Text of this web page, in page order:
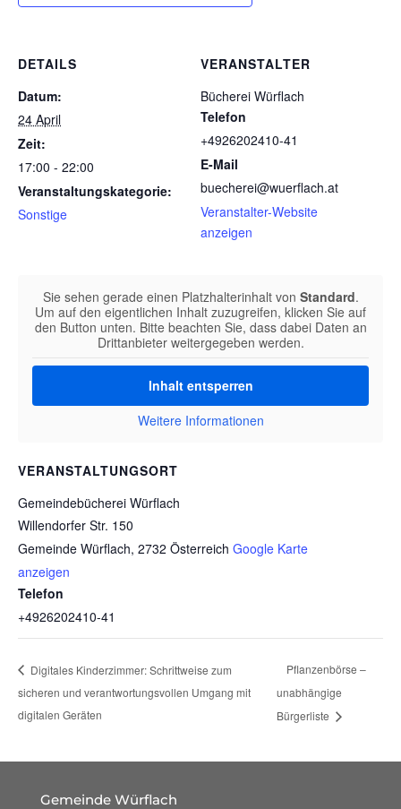
DETAILS
Datum:
24 April
Zeit:
17:00 - 22:00
Veranstaltungskategorie:
Sonstige
VERANSTALTER
Bücherei Würflach
Telefon
+4926202410-41
E-Mail
buecherei@wuerflach.at
Veranstalter-Website
anzeigen
VERANSTALTUNGSORT
Gemeindebücherei Würflach
Willendorfer Str. 150
Gemeinde Würflach, 2732 Österreich Google Karte
anzeigen
Telefon
+4926202410-41
Sie sehen gerade einen Platzhalterinhalt von Standard.
Um auf den eigentlichen Inhalt zuzugreifen, klicken Sie auf
den Button unten. Bitte beachten Sie, dass dabei Daten an
Drittanbieter weitergegeben werden.
Inhalt entsperren
Weitere Informationen
Digitales Kinderzimmer: Schrittweise zum
sicheren und verantwortungsvollen Umgang mit
digitalen Geräten
Pflanzenbörse –
unabhängige
Bürgerliste
Gemeinde Würflach